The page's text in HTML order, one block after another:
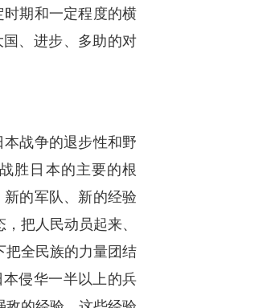
期和一定程度的横
、进步、多助的对
战争的退步性和野
胜日本的主要的根
的军队、新的经验
把人民动员起来、
把全民族的力量团结
侵华一半以上的兵